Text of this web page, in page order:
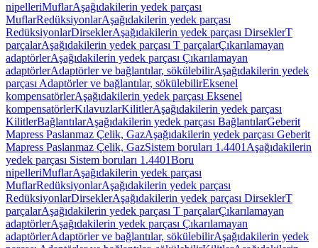
nipelleriMuflarAşağıdakilerin yedek parçası
MuflarRedüksiyonlarAşağıdakilerin yedek parçası
RedüksiyonlarDirseklerAşağıdakilerin yedek parçası DirseklerT
parçalarAşağıdakilerin yedek parçası T parçalarÇıkarılamayan
adaptörlerAşağıdakilerin yedek parçası Çıkarılamayan
adaptörlerAdaptörler ve bağlantılar, sökülebilirAşağıdakilerin yedek
parçası Adaptörler ve bağlantılar, sökülebilirEksenel
kompensatörlerAşağıdakilerin yedek parçası Eksenel
kompensatörlerKılavuzlarKilitlerAşağıdakilerin yedek parçası
KilitlerBağlantılarAşağıdakilerin yedek parçası BağlantılarGeberit
Mapress Paslanmaz Çelik, GazAşağıdakilerin yedek parçası Geberit
Mapress Paslanmaz Çelik, GazSistem boruları 1.4401 Aşağıdakilerin
yedek parçası Sistem boruları 1.4401Boru
nipelleriMuflarAşağıdakilerin yedek parçası
MuflarRedüksiyonlarAşağıdakilerin yedek parçası
RedüksiyonlarDirseklerAşağıdakilerin yedek parçası DirseklerT
parçalarAşağıdakilerin yedek parçası T parçalarÇıkarılamayan
adaptörlerAşağıdakilerin yedek parçası Çıkarılamayan
adaptörlerAdaptörler ve bağlantılar, sökülebilirAşağıdakilerin yedek